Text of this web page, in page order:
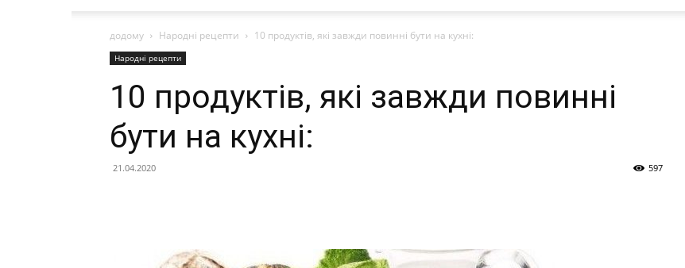
додому Народні рецепти 10 продуктів, які завжди повинні бути на кухні:
Народні рецепти
10 продуктів, які завжди повинні
бути на кухні:
21.04.2020 597